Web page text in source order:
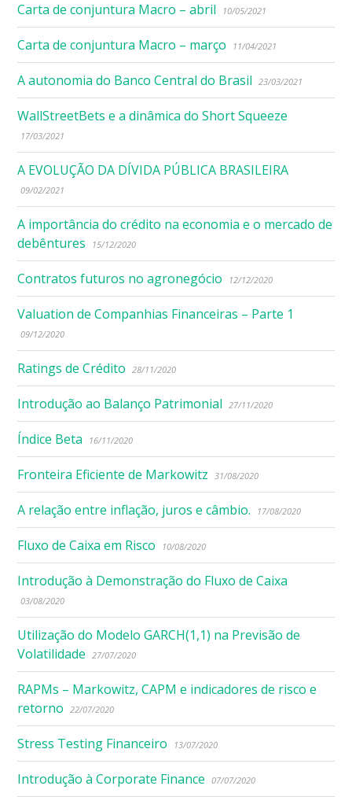
Carta de conjuntura Macro – abril 10/05/2021
Carta de conjuntura Macro – março 11/04/2021
A autonomia do Banco Central do Brasil 23/03/2021
WallStreetBets e a dinâmica do Short Squeeze
17/03/2021
A EVOLUÇÃO DA DÍVIDA PÚBLICA BRASILEIRA
09/02/2021
A importância do crédito na economia e o mercado de
debêntures
15/12/2020
Contratos futuros no agronegócio 12/12/2020
Valuation de Companhias Financeiras – Parte 1
09/12/2020
Ratings de Crédito 28/11/2020
Introdução ao Balanço Patrimonial 27/11/2020
Índice Beta 16/11/2020
Fronteira Eficiente de Markowitz 31/08/2020
A relação entre inflação, juros e câmbio. 17/08/2020
Fluxo de Caixa em Risco 10/08/2020
Introdução à Demonstração do Fluxo de Caixa
03/08/2020
Utilização do Modelo GARCH(1,1) na Previsão de
Volatilidade
27/07/2020
RAPMs – Markowitz, CAPM e indicadores de risco e
retorno
22/07/2020
Stress Testing Financeiro 13/07/2020
Introdução à Corporate Finance 07/07/2020